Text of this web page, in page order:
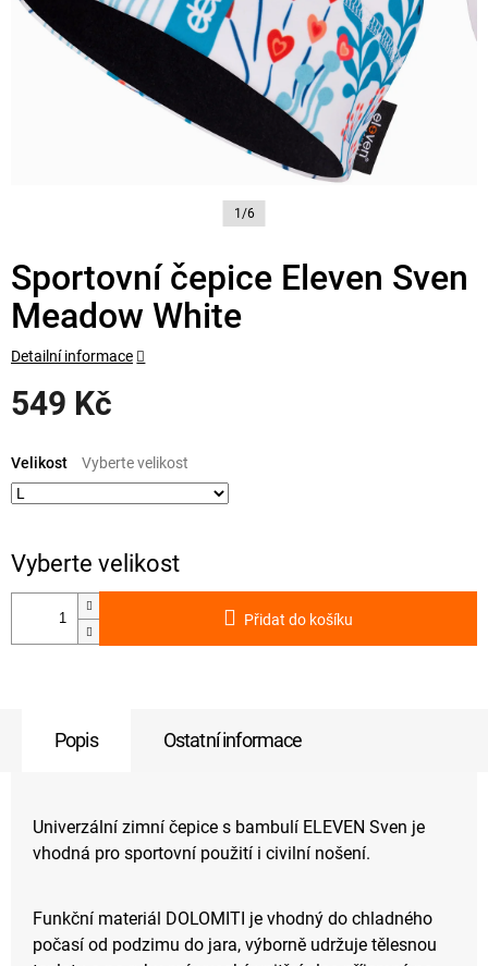
1/6
Sportovní čepice Eleven Sven
Meadow White
549 Kč
cena:
Velikost
Přidat do košíku
Detailní informace
Popis Ostatní informace
Univerzální zimní čepice s bambulí ELEVEN Sven je
vhodná pro sportovní použití i civilní nošení.
Funkční materiál DOLOMITI je vhodný do chladného
počasí od podzimu do jara, výborně udržuje tělesnou